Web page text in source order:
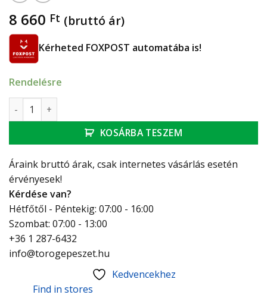
8 660 Ft (bruttó ár)
Kérheted FOXPOST automatába is!
Rendelésre
Giacomini golyóscsap 1" KB hollandis, pillangó karral R259
KOSÁRBA TESZEM
Áraink bruttó árak, csak internetes vásárlás esetén
érvényesek!
Kérdése van?
Hétfőtől - Péntekig: 07:00 - 16:00
Szombat: 07:00 - 13:00
+36 1 287-6432
info@torogepeszet.hu
Kedvencekhez
Find in stores